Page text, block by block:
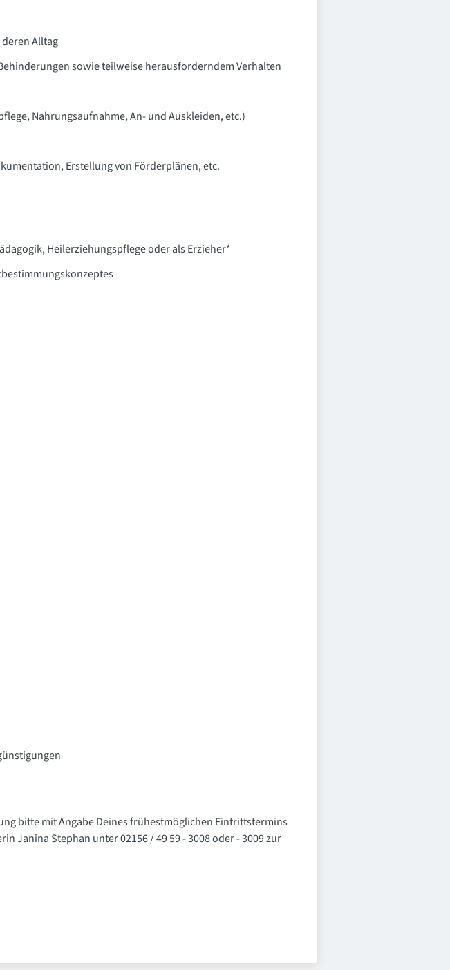
Alltag
sowie teilweise herausforderndem Verhalten
Nahrungsaufnahme, An- und Auskleiden, etc.)
Erstellung von Förderplänen, etc.
Heilerziehungspflege oder als Erzieher*
bitte mit Angabe Deines frühestmöglichen Eintrittstermins
Janina Stephan unter 02156 / 49 59 - 3008 oder - 3009 zur